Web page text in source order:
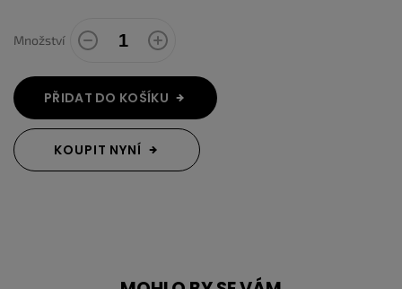
Množství
PŘIDAT DO KOŠÍKU
KOUPIT NYNÍ